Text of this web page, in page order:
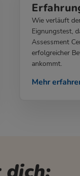
Wie verläuft
Eignungstest,
Assessment
erfolgreicher
ankommt.
Mehr